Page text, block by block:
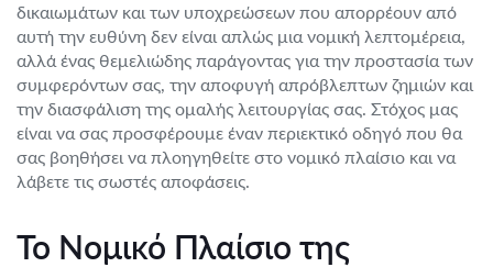
δικαιωμάτων και των υποχρεώσεων που απορρέουν από
αυτή την ευθύνη δεν είναι απλώς μια νομική λεπτομέρεια,
αλλά ένας θεμελιώδης παράγοντας για την προστασία των
συμφερόντων σας, την αποφυγή απρόβλεπτων ζημιών και
την διασφάλιση της ομαλής λειτουργίας σας. Στόχος μας
είναι να σας προσφέρουμε έναν περιεκτικό οδηγό που θα
σας βοηθήσει να πλοηγηθείτε στο νομικό πλαίσιο και να
λάβετε τις σωστές αποφάσεις.
Το Νομικό Πλαίσιο της